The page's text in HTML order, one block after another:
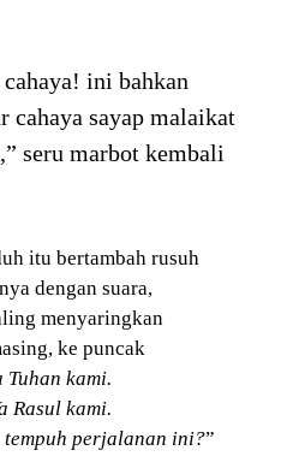
ini bahkan
cahaya sayap malaikat
seru marbot kembali
itu bertambah rusuh
dengan suara,
menyaringkan
ke puncak
Tuhan kami.
Rasul kami.
tempuh perjalanan ini?”